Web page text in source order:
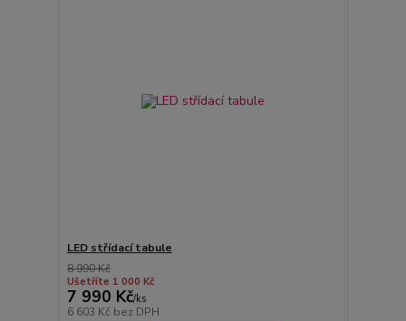
LED střídací tabule
8 990 Kč
Ušetříte 1 000 Kč
7 990 Kč/ks
6 603 Kč bez DPH